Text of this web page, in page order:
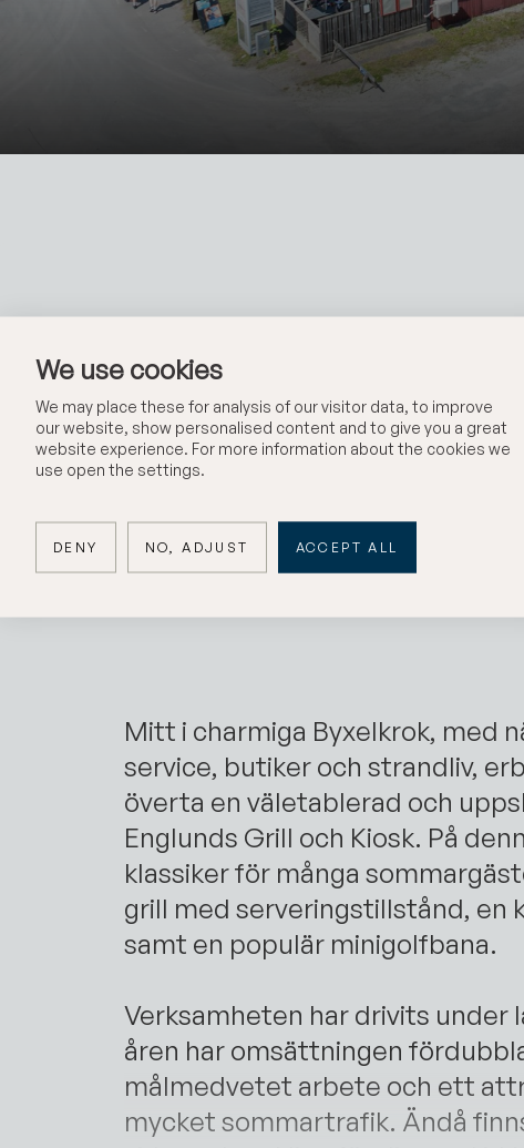
We use cookies
We may place these for analysis of our visitor data, to improve
our website, show personalised content and to give you a great
website experience. For more information about the cookies we
use open the settings.
DENY NO, ADJUST ACCEPT ALL
Neptunivägen -
Mitt i charmiga Byxelkrok, med
service, butiker och strandliv,
överta en väletablerad och
Englunds Grill och Kiosk. På
klassiker för många
grill med serveringstillstånd, en
samt en populär minigolfbana.
Verksamheten har drivits under
åren har omsättningen
målmedvetet arbete och ett
mycket sommartrafik. Ändå